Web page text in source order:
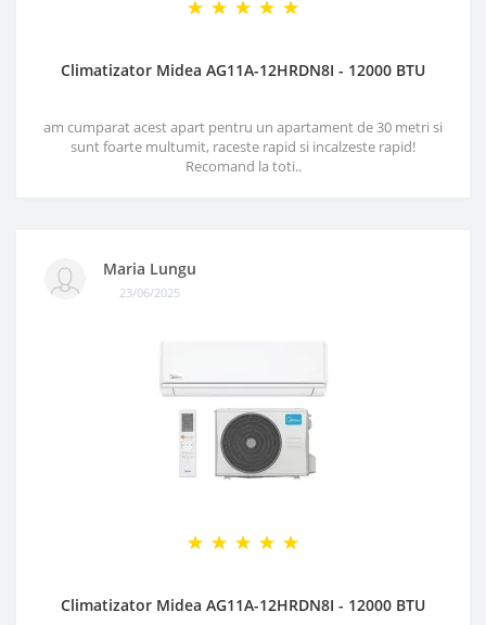
Climatizator Midea AG11A-12HRDN8I - 12000 BTU
am cumparat acest apart pentru un apartament de 30 metri si
sunt foarte multumit, raceste rapid si incalzeste rapid!
Recomand la toti..
Maria Lungu
23/06/2025
Climatizator Midea AG11A-12HRDN8I - 12000 BTU